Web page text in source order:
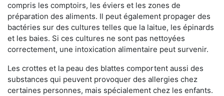
compris les comptoirs, les éviers et les zones de
préparation des aliments. Il peut également propager des
bactéries sur des cultures telles que la laitue, les épinards
et les baies. Si ces cultures ne sont pas nettoyées
correctement, une intoxication alimentaire peut survenir.
Les crottes et la peau des blattes comportent aussi des
substances qui peuvent provoquer des allergies chez
certaines personnes, mais spécialement chez les enfants.